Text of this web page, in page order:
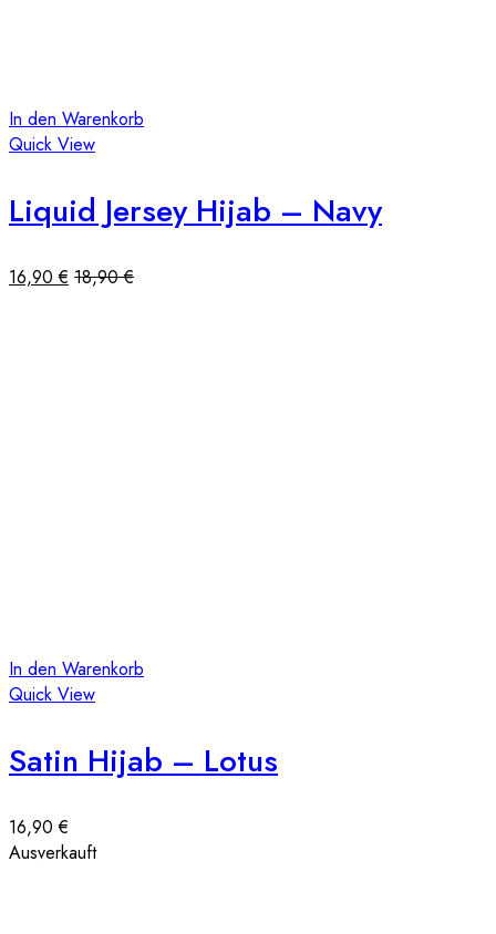
In den Warenkorb
Quick View
Liquid Jersey Hijab – Navy
16,90€ 18,90€
In den Warenkorb
Quick View
Satin Hijab – Lotus
16,90€
Ausverkauft